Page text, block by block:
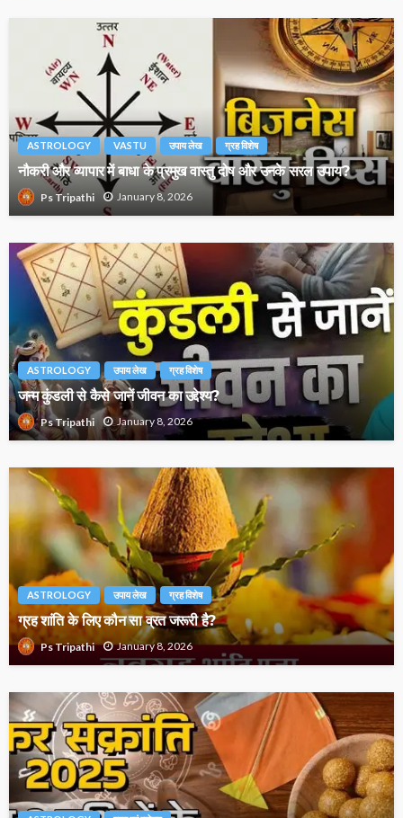
ASTROLOGY VASTU उपाय लेख ग्रह विशेष
नौकरी और व्यापार में बाधा के प्रमुख वास्तु दोष और उनके सरल उपाय?
Ps Tripathi January 8, 2026
ASTROLOGY उपाय लेख ग्रह विशेष
जन्म कुंडली से कैसे जानें जीवन का उद्देश्य?
Ps Tripathi January 8, 2026
ASTROLOGY उपाय लेख ग्रह विशेष
ग्रह शांति के लिए कौन सा व्रत जरूरी है?
Ps Tripathi January 8, 2026